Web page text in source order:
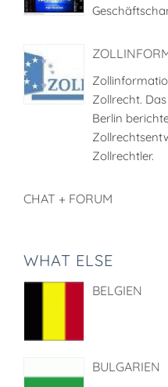
Zollrecht.
Berlin
Zollrechtler.
CHAT + FORUM
WHAT ELSE
BELGIEN
BULGARIEN